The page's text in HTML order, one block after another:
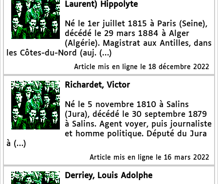
Laurent) Hippolyte
Né le 1er juillet 1815 à Paris (Seine),
décédé le 29 mars 1884 à Alger
(Algérie). Magistrat aux Antilles, dans
les Côtes-du-Nord (auj. (…)
Article mis en ligne le 18 décembre 2022
Richardet, Victor
Né le 5 novembre 1810 à Salins
(Jura), décédé le 30 septembre 1879
à Salins. Agent voyer, puis journaliste
et homme politique. Député du Jura
à (…)
Article mis en ligne le 16 mars 2022
Derriey, Louis Adolphe